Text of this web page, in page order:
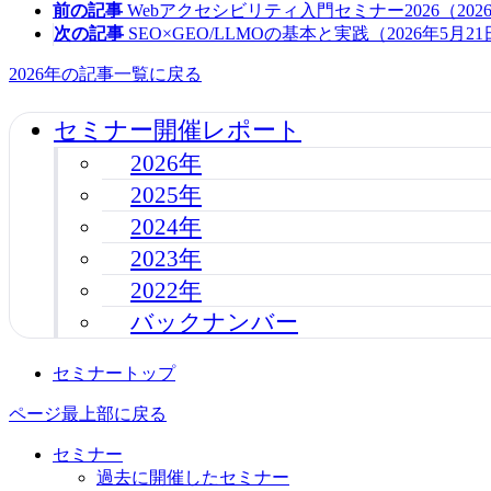
前の記事 Webアクセシビリティ入門セミナー2026（
次の記事 SEO×GEO/LLMOの基本と実践（2026年5月21
2026年の記事一覧に戻る
セミナー開催レポート
2026年
2025年
2024年
2023年
2022年
バックナンバー
セミナートップ
ページ最上部に戻る
セミナー
過去に開催したセミナー